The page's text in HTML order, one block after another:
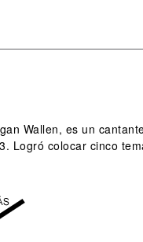
Wallen, es un
Logró colocar cinco